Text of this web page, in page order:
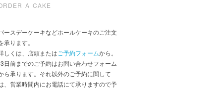
A CAKE
ースデーケーキなどホールケーキのご注文
承ります。
しくは、店頭またはご予約フォームから。
日前までのご予約はお問い合わせフォーム
ら承ります。それ以外のご予約に関して
、営業時間内にお電話にて承りますので予